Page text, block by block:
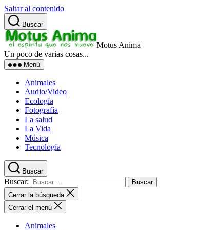
Saltar al contenido
Buscar
Motus Anima
Un poco de varias cosas...
Menú
Animales
Audio/Video
Ecología
Fotografía
La salud
La Vida
Música
Tecnología
Buscar
Buscar:
Cerrar la búsqueda
Cerrar el menú
Animales